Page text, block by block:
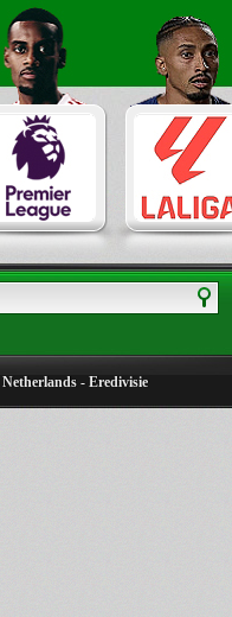
Netherlands - Eredivisie